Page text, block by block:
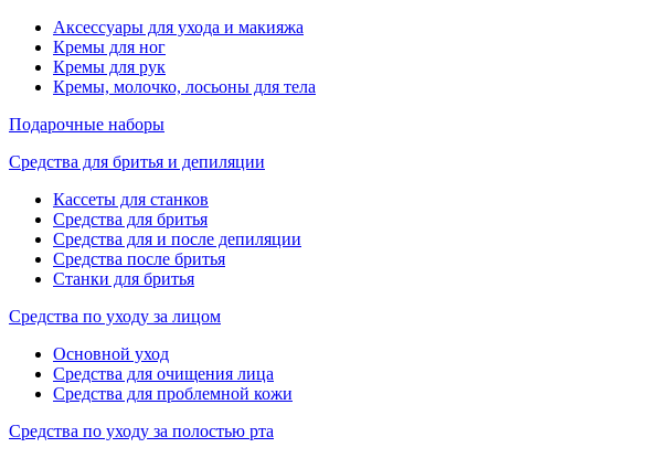
Аксессуары для ухода и макияжа
Кремы для ног
Кремы для рук
Кремы, молочко, лосьоны для тела
Подарочные наборы
Средства для бритья и депиляции
Кассеты для станков
Средства для бритья
Средства для и после депиляции
Средства после бритья
Станки для бритья
Средства по уходу за лицом
Основной уход
Средства для очищения лица
Средства для проблемной кожи
Средства по уходу за полостью рта